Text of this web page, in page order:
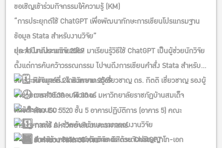
ขอเชิญเข้าร่วมกิจกรรมให้ความรู้ (KM)
“การประยุกต์ใช้ ChatGPT เพื่อพัฒนาทักษะการเขียนโปรแกรมฐาน
ข้อมูล Stata สำหรับงานวิจัย”
ประจำปีงบประมาณ 2569
ยุค AI มาถึงงานวิจัยแล้ว! มาเรียนรู้วิธีใช้ ChatGPT เป็นผู้ช่วยนักวิจัย
ตั้งแต่การค้นคว้าวรรณกรรม ไปจนถึงการเขียนคำสั่ง Stata สำหรับ
วิเคราะห์ข้อมูลจริง โดยวิทยากรผู้เชี่ยวชาญ ดร. กิตติ เชี่ยวชาญ รองผู้
อำนวยการสำนักคอมพิวเตอร์ มหาวิทยาลัยราชภัฏบ้านสมเด็จ
เจ้าพระยา
วันจันทร์ที่ 24 สิงหาคม 2569
เวลา 08.30 – 16.30 น.
ห้อง EC 5520 ชั้น 5 อาคารปฏิบัติการ (อาคาร 5) คณะ
เศรษฐศาสตร์ มหาวิทยาลัยเกษตรศาสตร์
รับจำนวนจำกัด 30 ท่าน
หัวข้อการอบรม:
การใช้ AI ช่วยค้นคว้าและวางกรอบงานวิจัย
การสร้าง Stata Commands ด้วย ChatGPT
สำหรับ: คณาจารย์ นักวิจัย นิสิตระดับปริญญาโท-เอก